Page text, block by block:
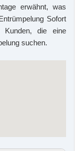
erwähnt, was
Sofort
Kunden, die eine
suchen.